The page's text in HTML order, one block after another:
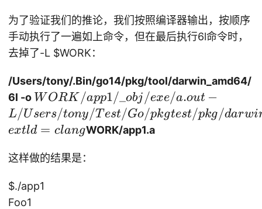
e
rs
/
t
o
n
y
/.
B
in
/
g
o
00
0g
n/
T
/g
o-
b
ui
ld
79
11
16
o
/
U
rs
/t
on
y/
in
p
kg
/s
rc
/li
st
/p
ar
wi
n\
t/
G
o/
kg
te
st
/p
1
下
。
但
我
们
在
最
后
6l
链
/
U
se
/t
on
y/
T
t/
为了验证我们的推论，我们按照编译器输出，按顺序
手动执行了一遍如上命令，但在最后执行6l命令时，
去掉了-L $WORK：
/Users/tony/.Bin/go14/pkg/tool/darwin_amd64/
6l -o W
O
R
/a
p1
WORK /app1/_ obj /exe/a.out −
L/Users/tony/T est/Go/pkgtest/pkg/darw
extld = clangWORK/app1.a
这样做的结果是：
$./app1
Foo1